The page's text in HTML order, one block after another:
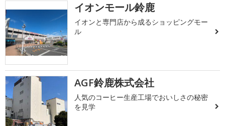
イオンモール鈴鹿
イオンと専門店から成るショッピングモー
ル
AGF鈴鹿株式会社
人気のコーヒー生産工場でおいしさの秘密
を見学